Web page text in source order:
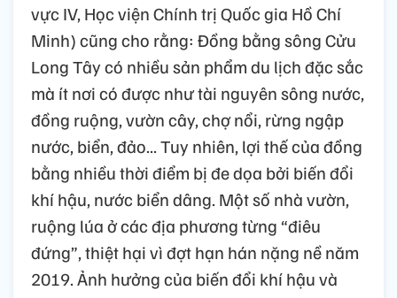
vực IV, Học viện Chính trị Quốc gia Hồ Chí
Minh) cũng cho rằng: Đồng bằng sông Cửu
Long Tây có nhiều sản phẩm du lịch đặc sắc
mà ít nơi có được như tài nguyên sông nước,
đồng ruộng, vườn cây, chợ nổi, rừng ngập
nước, biển, đảo... Tuy nhiên, lợi thế của đồng
bằng nhiều thời điểm bị đe dọa bởi biến đổi
khí hậu, nước biển dâng. Một số nhà vườn,
ruộng lúa ở các địa phương từng “điêu
đứng”, thiệt hại vì đợt hạn hán nặng nề năm
2019. Ảnh hưởng của biến đổi khí hậu và